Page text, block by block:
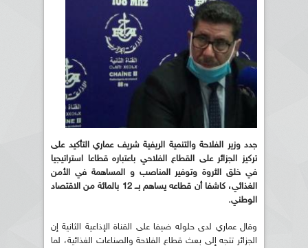
جدد وزير الفلاحة والتنمية الريفية شريف عماري التأكيد على
تركيز الجزائر على القطاع الفلاحي باعتباره قطاعا استراتيجيا
في خلق الثروة وتوفير المناصب و المساهمة في الأمن
الغذائي، كاشفا أن قطاعه يساهم بــ 12 بالمائة من الاقتصاد
الوطني.
وقال عماري لدى حلوله ضيفا على القناة الإذاعية الثانية إن
الجزائر تتجه إلى بعث قطاع الفلاحة والصناعات الغذائية، لما